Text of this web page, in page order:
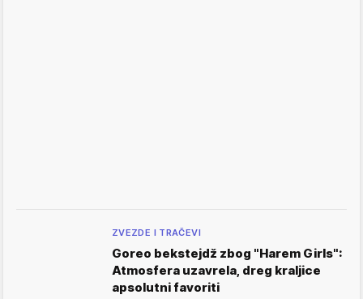
ZVEZDE I TRAČEVI
Goreo bekstejdž zbog "Harem Girls":
Atmosfera uzavrela, dreg kraljice
apsolutni favoriti